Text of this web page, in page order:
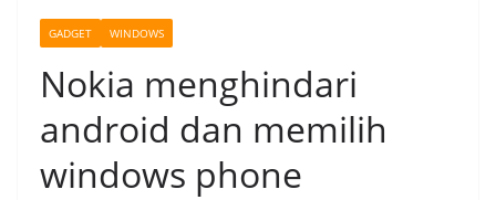
GADGET WINDOWS
Nokia menghindari
android dan memilih
windows phone